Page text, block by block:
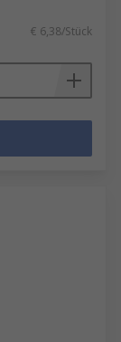
€ 6,38/Stück